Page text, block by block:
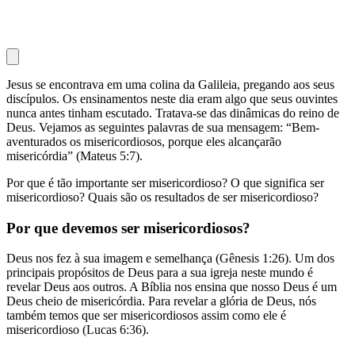
Jesus se encontrava em uma colina da Galileia, pregando aos seus
discípulos. Os ensinamentos neste dia eram algo que seus ouvintes
nunca antes tinham escutado. Tratava-se das dinâmicas do reino de
Deus. Vejamos as seguintes palavras de sua mensagem: “Bem-
aventurados os misericordiosos, porque eles alcançarão
misericórdia” (Mateus 5:7).
Por que é tão importante ser misericordioso? O que significa ser
misericordioso? Quais são os resultados de ser misericordioso?
Por que devemos ser misericordiosos?
Deus nos fez à sua imagem e semelhança (Gênesis 1:26). Um dos
principais propósitos de Deus para a sua igreja neste mundo é
revelar Deus aos outros. A Bíblia nos ensina que nosso Deus é um
Deus cheio de misericórdia. Para revelar a glória de Deus, nós
também temos que ser misericordiosos assim como ele é
misericordioso (Lucas 6:36).